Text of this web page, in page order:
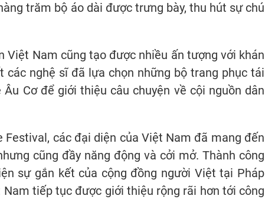
trăm bộ áo dài được trưng bày, thu hút sự chú
Việt Nam cũng tạo được nhiều ấn tượng với khán
các nghệ sĩ đã lựa chọn những bộ trang phục tái
Cơ để giới thiệu câu chuyện về cội nguồn dân
các đại diện của Việt Nam đã mang đến
cũng đầy năng động và cởi mở. Thành công
sự gắn kết của cộng đồng người Việt tại Pháp
tiếp tục được giới thiệu rộng rãi hơn tới công